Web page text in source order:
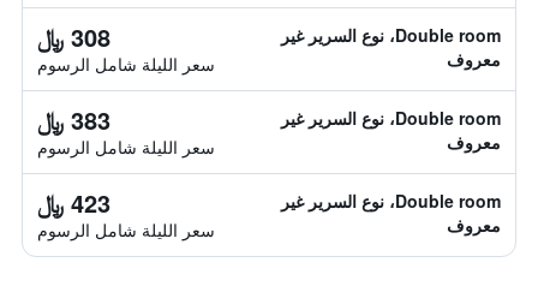
Double room، نوع السرير غير
معروف
308 ﷼
سعر الليلة شامل الرسوم
Double room، نوع السرير غير
معروف
383 ﷼
سعر الليلة شامل الرسوم
Double room، نوع السرير غير
معروف
423 ﷼
سعر الليلة شامل الرسوم